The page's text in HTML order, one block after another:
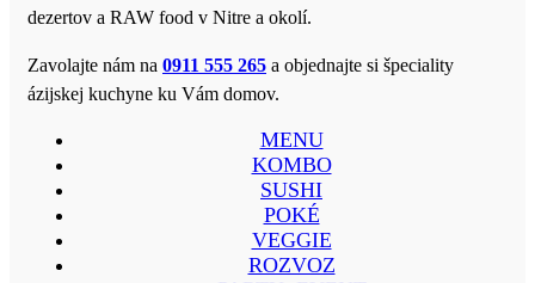
dezertov a RAW food v Nitre a okolí.
Zavolajte nám na 0911 555 265 a objednajte si špeciality
ázijskej kuchyne ku Vám domov.
MENU
KOMBO
SUSHI
POKÉ
VEGGIE
ROZVOZ